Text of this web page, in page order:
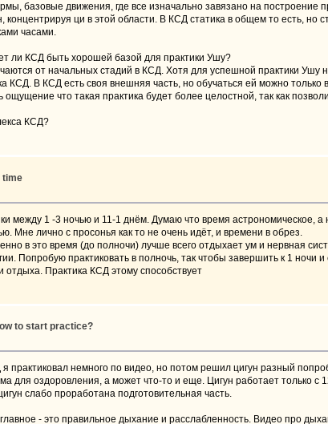
базовые движения, где все изначально завязано на построение
ци в этой области. В КСД статика в общем то есть, но
часами.
ли КСД быть хорошей базой для практики Ушу?
от начальных стадий в КСД. Хотя для успешной практики Ушу
КСД. В КСД есть своя внешняя часть, но обучаться ей можно
что такая практика будет более целостной, так как
КСД?
time
между 1 -3 ночью и 11-1 днём. Думаю что время астрономическое,
Мне лично с просонья как то не очень идёт, и времени в обрез.
в это время (до полночи) лучше всего отдыхает ум и нервная
Попробую практиковать в полночь, так чтобы завершить к 1 ночи
отдыха. Практика КСД этому способствует
to start practice?
практиковал немного по видео, но потом решил цигун разный
для оздоровления, а может что-то и еще. Цигун работает только с
слабо проработана подготовительная часть.
- это правильное дыхание и расслабленность. Видео про